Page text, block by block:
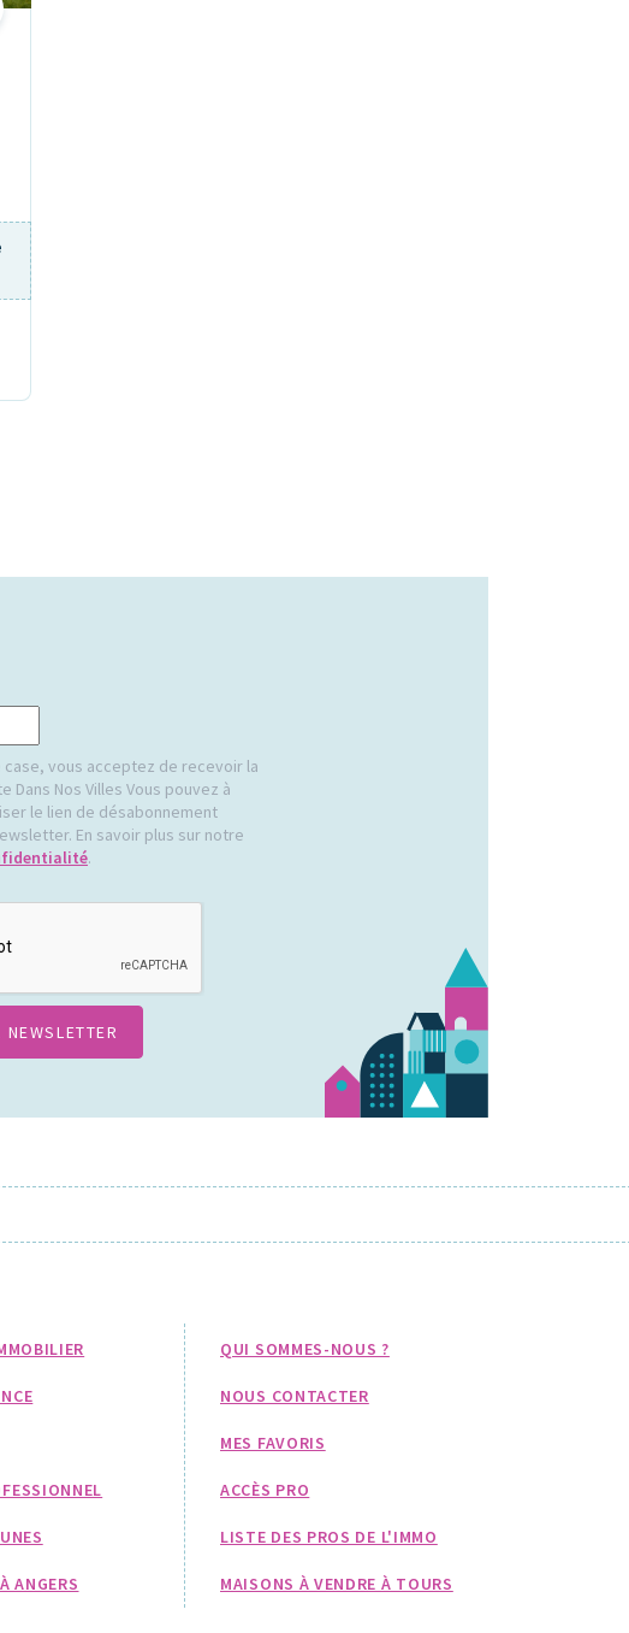
case, vous acceptez de recevoir la
Dans Nos Villes Vous pouvez à
le lien de désabonnement
En savoir plus sur notre
.
ANGERS
QUI SOMMES-NOUS ?
NOUS CONTACTER
MES FAVORIS
ACCÈS PRO
LISTE DES PROS DE L'IMMO
MAISONS À VENDRE À TOURS